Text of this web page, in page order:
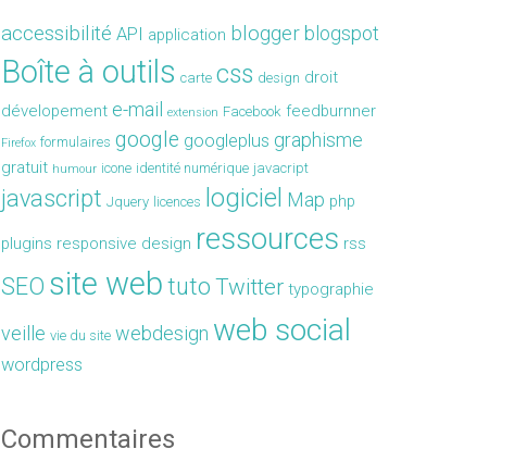
accessibilité API application blogger blogspot
Boîte à outils carte css design droit
dévelopement e-mail extension Facebook feedburnner
Firefox formulaires google googleplus graphisme
gratuit humour icone identité numérique javacript
javascript Jquery licences logiciel Map php
plugins responsive design ressources rss
SEO site web tuto Twitter typographie
veille vie du site webdesign web social
wordpress
Commentaires